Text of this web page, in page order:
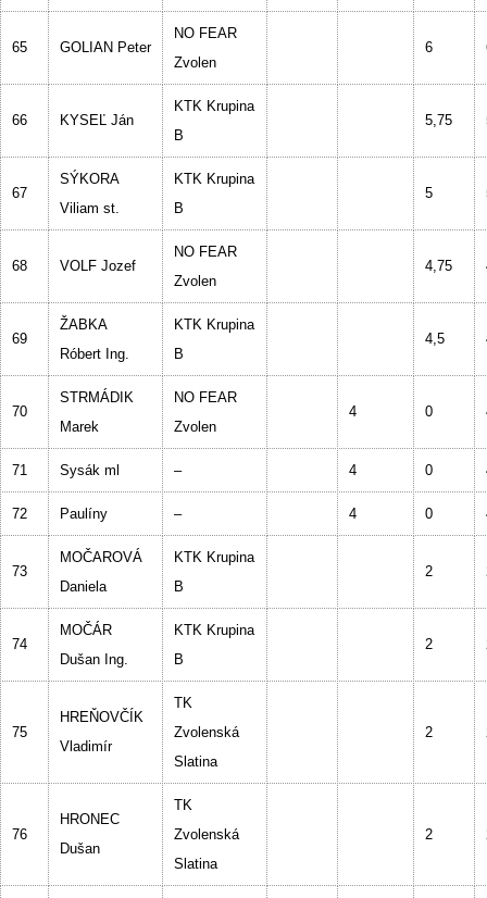
65 GOLIAN Peter
NO FEAR
Zvolen
6
66 KYSEĽ Ján
KTK Krupina
B
5,75
67
SÝKORA
Viliam st.
KTK Krupina
B
5
68 VOLF Jozef
NO FEAR
Zvolen
4,75
69
ŽABKA
Róbert Ing.
KTK Krupina
B
4,5
70
STRMÁDIK
Marek
NO FEAR
Zvolen
4 0
71 Sysák ml – 4 0
72 Paulíny – 4 0
73
MOČAROVÁ
Daniela
KTK Krupina
B
2
74
MOČÁR
Dušan Ing.
KTK Krupina
B
2
75
HREŇOVČÍK
Vladimír
TK
Zvolenská
Slatina
2
76
HRONEC
Dušan
TK
Zvolenská
Slatina
2